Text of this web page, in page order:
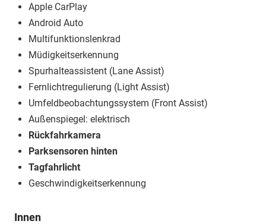
Apple CarPlay
Android Auto
Multifunktionslenkrad
Müdigkeitserkennung
Spurhalteassistent (Lane Assist)
Fernlichtregulierung (Light Assist)
Umfeldbeobachtungssystem (Front Assist)
Außenspiegel: elektrisch
Rückfahrkamera
Parksensoren hinten
Tagfahrlicht
Geschwindigkeitserkennung
Innen